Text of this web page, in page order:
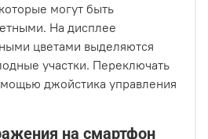
могут быть
На дисплее
цветами выделяются
участки. Переключать
джойстика управления
на смартфон